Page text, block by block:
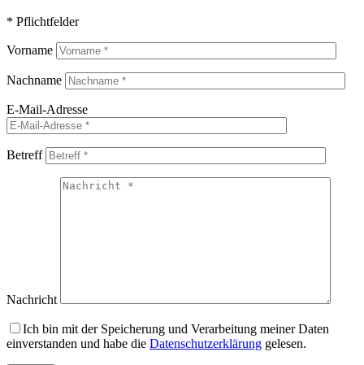
* Pflichtfelder
Vorname
Nachname
E-Mail-Adresse
Betreff
Nachricht
Ich bin mit der Speicherung und Verarbeitung meiner Daten
einverstanden und habe die Datenschutzerklärung gelesen.